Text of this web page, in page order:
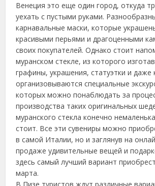
Венеция это еще один город, откуда
уехать с пустыми руками.
карнавальные маски, которые
красивыми перьями и драгоценными
своих покупателей. Однако стоит
муранском стекле, из которого
графины, украшения, статуэтки и даже
организовываются специальные
которых можно понаблюдать за
производства таких оригинальных
муранского стекла конечно
стоит. Все эти сувениры можно
в самой Италии, но и заглянув на
продаже удивительные вещей и
здесь самый лучший вариант
марта.